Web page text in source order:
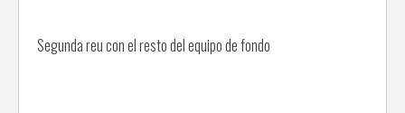
Segunda reu con el resto del equipo de fondo